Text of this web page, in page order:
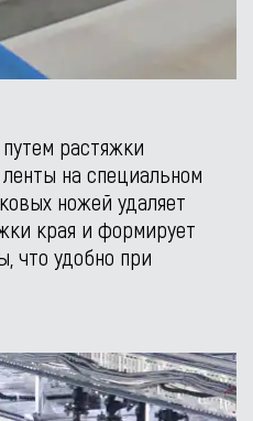
растяжки
на специальном
ножей удаляет
края и формирует
что удобно при